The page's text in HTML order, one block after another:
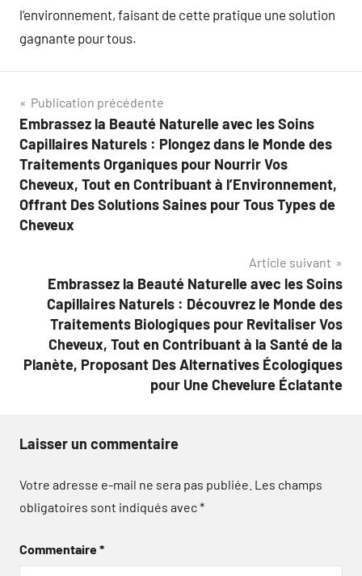
l’environnement, faisant de cette pratique une solution
gagnante pour tous.
Navigation
de
l’article
Publication précédente
Embrassez la Beauté Naturelle avec les Soins
Capillaires Naturels : Plongez dans le Monde des
Traitements Organiques pour Nourrir Vos
Cheveux, Tout en Contribuant à l’Environnement,
Offrant Des Solutions Saines pour Tous Types de
Cheveux
Article suivant
Embrassez la Beauté Naturelle avec les Soins
Capillaires Naturels : Découvrez le Monde des
Traitements Biologiques pour Revitaliser Vos
Cheveux, Tout en Contribuant à la Santé de la
Planète, Proposant Des Alternatives Écologiques
pour Une Chevelure Éclatante
Laisser un commentaire
Votre adresse e-mail ne sera pas publiée. Les champs
obligatoires sont indiqués avec*
Commentaire*